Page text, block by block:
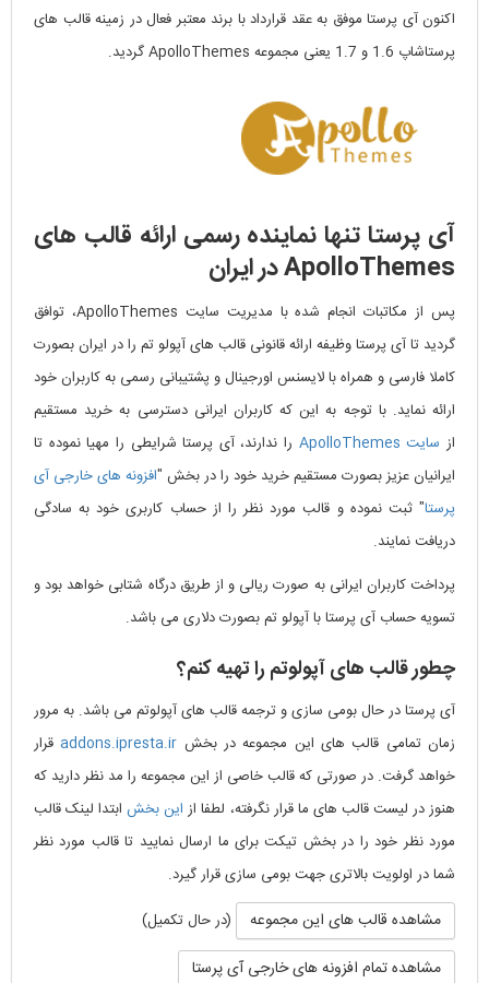
اکنون آی پرستا موفق به عقد قرارداد با برند معتبر فعال در زمینه قالب های
پرستاشاپ 1.6 و 1.7 یعنی مجموعه ApolloThemes گردید.
آی پرستا تنها نماینده رسمی ارائه قالب های
ApolloThemes در ایران
پس از مکاتبات انجام شده با مدیریت سایت ApolloThemes، توافق
گردید تا آی پرستا وظیفه ارائه قانونی قالب های آپولو تم را در ایران بصورت
کاملا فارسی و همراه با لایسنس اورجینال و پشتیبانی رسمی به کاربران خود
ارائه نماید. با توجه به این که کاربران ایرانی دسترسی به خرید مستقیم
از سایت ApolloThemes
را ندارند، آی پرستا شرایطی را مهیا نموده تا
ایرانیان عزیز بصورت مستقیم خرید خود را در بخش "افزونه های خارجی آی
پرستا" ثبت نموده و قالب مورد نظر را از حساب کاربری خود به سادگی
دریافت نمایند.
پرداخت کاربران ایرانی به صورت ریالی و از طریق درگاه شتابی خواهد بود و
تسویه حساب آی پرستا با آپولو تم بصورت دلاری می باشد.
چطور قالب های آپولوتم را تهیه کنم؟
آی پرستا در حال بومی سازی و ترجمه قالب های آپولوتم می باشد. به مرور
زمان تمامی قالب های این مجموعه در بخش addons.ipresta.irقرار
خواهد گرفت. در صورتی که قالب خاصی از این مجموعه را مد نظر دارید که
هنوز در لیست قالب های ما قرار نگرفته، لطفا از این بخشابتدا لینک قالب
مورد نظر خود را در بخش تیکت برای ما ارسال نمایید تا قالب مورد نظر
شما در اولویت بالاتری جهت بومی سازی قرار گیرد.
مشاهده قالب های این مجموعه (در حال تکمیل)
مشاهده تمام افزونه های خارجی آی پرستا